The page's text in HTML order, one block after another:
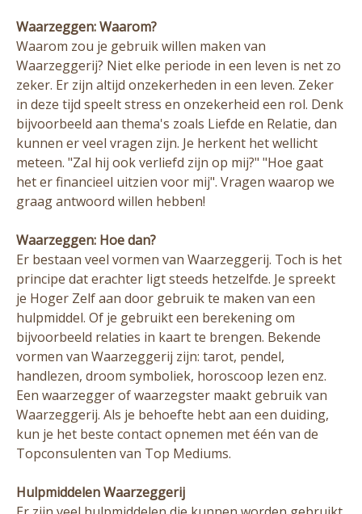
Waarzeggen: Waarom?
Waarom zou je gebruik willen maken van
Waarzeggerij? Niet elke periode in een leven is net zo
zeker. Er zijn altijd onzekerheden in een leven. Zeker
in deze tijd speelt stress en onzekerheid een rol. Denk
bijvoorbeeld aan thema's zoals Liefde en Relatie, dan
kunnen er veel vragen zijn. Je herkent het wellicht
meteen. "Zal hij ook verliefd zijn op mij?" "Hoe gaat
het er financieel uitzien voor mij". Vragen waarop we
graag antwoord willen hebben!
Waarzeggen: Hoe dan?
Er bestaan veel vormen van Waarzeggerij. Toch is het
principe dat erachter ligt steeds hetzelfde. Je spreekt
je Hoger Zelf aan door gebruik te maken van een
hulpmiddel. Of je gebruikt een berekening om
bijvoorbeeld relaties in kaart te brengen. Bekende
vormen van Waarzeggerij zijn: tarot, pendel,
handlezen, droom symboliek, horoscoop lezen enz.
Een waarzegger of waarzegster maakt gebruik van
Waarzeggerij. Als je behoefte hebt aan een duiding,
kun je het beste contact opnemen met één van de
Topconsulenten van Top Mediums.
Hulpmiddelen Waarzeggerij